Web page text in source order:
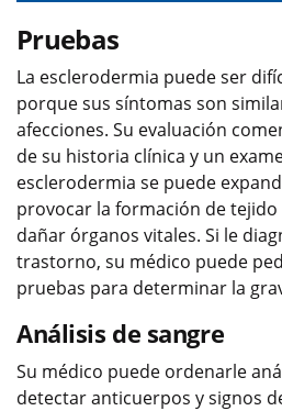
Pruebas
La esclerodermia puede ser
porque sus síntomas son
afecciones. Su evaluación
de su historia clínica y un
esclerodermia se puede
provocar la formación de
dañar órganos vitales. Si le
trastorno, su médico puede
pruebas para determinar la
Análisis de sangre
Su médico puede ordenarle
detectar anticuerpos y signos